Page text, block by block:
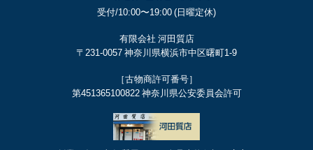
受付/10:00〜19:00 (日曜定休)
有限会社 河田質店
〒231-0057 神奈川県横浜市中区曙町1-9
［古物商許可番号］
第451365100822 神奈川県公安委員会許可